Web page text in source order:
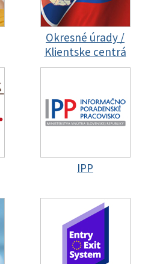
Okresné úrady /
Klientske centrá
IPP